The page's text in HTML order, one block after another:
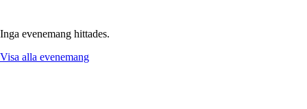
Inga evenemang hittades.
Visa alla evenemang